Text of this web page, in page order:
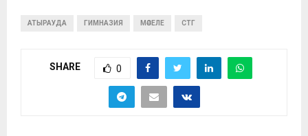
АТЫРАУДА ГИМНАЗИЯ МӘСЕЛЕ СТГ
SHARE 0